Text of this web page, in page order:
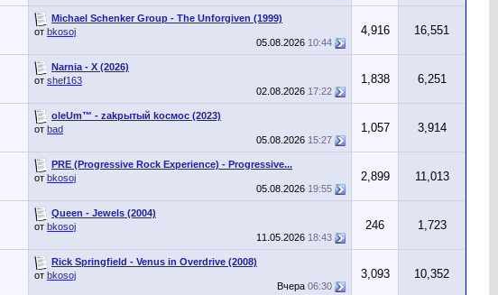
Michael Schenker Group - The Unforgiven (1999)
от bkosoj
05.08.2026 10:44
4,916 16,551
Narnia - X (2026)
от shef163
02.08.2026 17:22
1,838 6,251
oleUm™ - zаkрытый kосмос (2023)
от bad
05.08.2026 15:27
1,057 3,914
PRE (Progressive Rock Experience) - Progressive...
от bkosoj
05.08.2026 19:55
2,899 11,013
Queen - Jewels (2004)
от bkosoj
11.05.2026 18:43
246 1,723
Rick Springfield - Venus in Overdrive (2008)
от bkosoj
Вчера 06:30
3,093 10,352